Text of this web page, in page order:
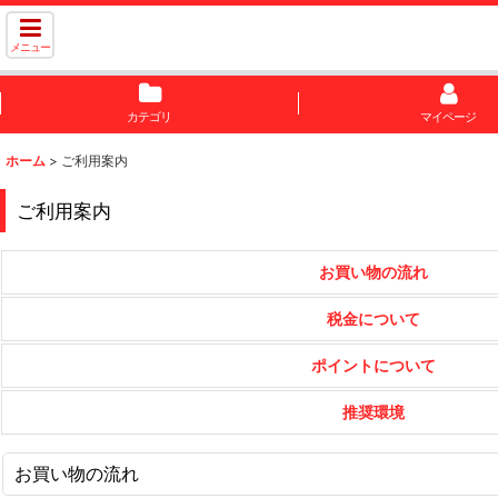
メニュー
カテゴリ マイページ
ホーム > ご利用案内
ご利用案内
お買い物の流れ
税金について
ポイントについて
推奨環境
お買い物の流れ